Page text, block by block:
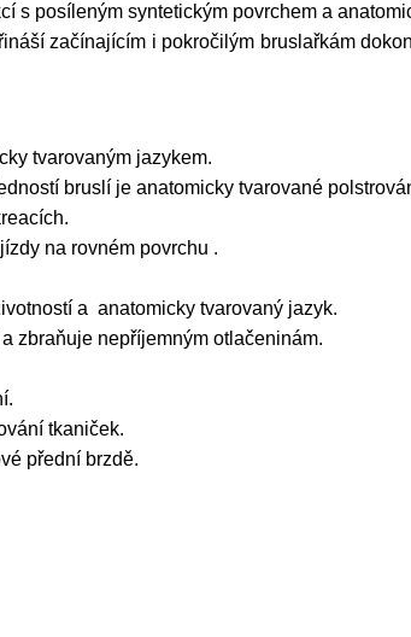
posíleným syntetickým povrchem a
začínajícím i pokročilým bruslařkám
tvarovaným jazykem.
bruslí je anatomicky tvarované
na rovném povrchu .
a anatomicky tvarovaný jazyk.
zbraňuje nepříjemným otlačeninám.
tkaniček.
přední brzdě.